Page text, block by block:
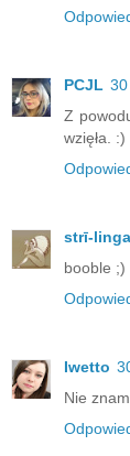
PCJL
Z
wzięła. :)
strī-linga
booble ;)
Iwetto
Nie